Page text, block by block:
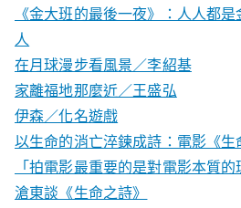
《金大班的最後一夜》：人人都
人
在月球漫步看風景／李紹基
家離福地那麼近／王盛弘
伊森／化名遊戲
以生命的消亡淬鍊成詩：電影《生
「拍電影最重要的是對電影本質
滄東談《生命之詩》